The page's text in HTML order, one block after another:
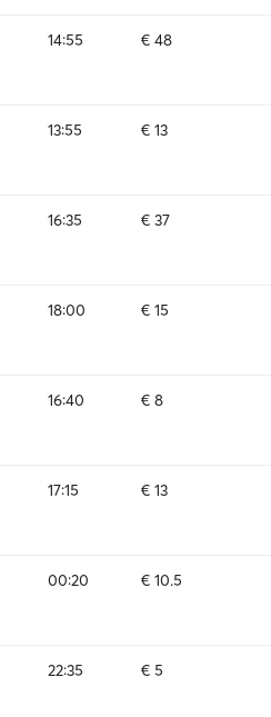
14:55 € 48
13:55 € 13
16:35 € 37
18:00 € 15
16:40 € 8
17:15 € 13
00:20 € 10.5
22:35 € 5